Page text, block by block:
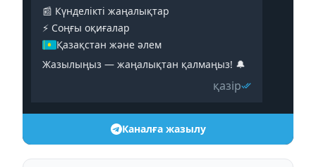
📰 Күнделікті жаңалықтар
⚡️ Соңғы оқиғалар
Қазақстан және әлем
Жазылыңыз — жаңалықтан қалмаңыз! 🔔
қазір
Каналға жазылу